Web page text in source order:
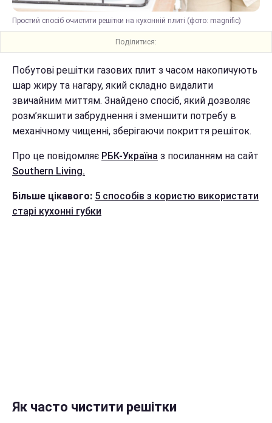
Простий спосіб очистити решітки на кухонній плиті (фото: magnific)
Поділитися:
Побутові решітки газових плит з часом накопичують
шар жиру та нагару, який складно видалити
звичайним миттям. Знайдено спосіб, який дозволяє
розм’якшити забруднення і зменшити потребу в
механічному чищенні, зберігаючи покриття решіток.
Про це повідомляє РБК-Україна з посиланням на сайт
Southern Living.
Більше цікавого: 5 способів з користю використати
старі кухонні губки
Як часто чистити решітки